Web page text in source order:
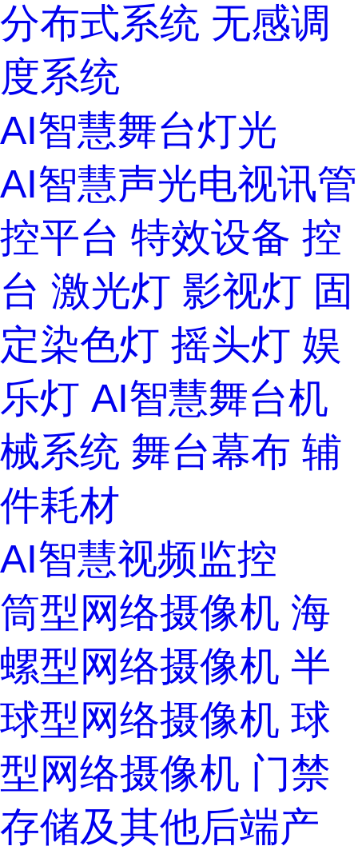
分布式系统 无感调
度系统
AI智慧舞台灯光
AI智慧声光电视讯管
控平台 特效设备 控
台 激光灯 影视灯 固
定染色灯 摇头灯 娱
乐灯 AI智慧舞台机
械系统 舞台幕布 辅
件耗材
AI智慧视频监控
筒型网络摄像机 海
螺型网络摄像机 半
球型网络摄像机 球
型网络摄像机 门禁
存储及其他后端产